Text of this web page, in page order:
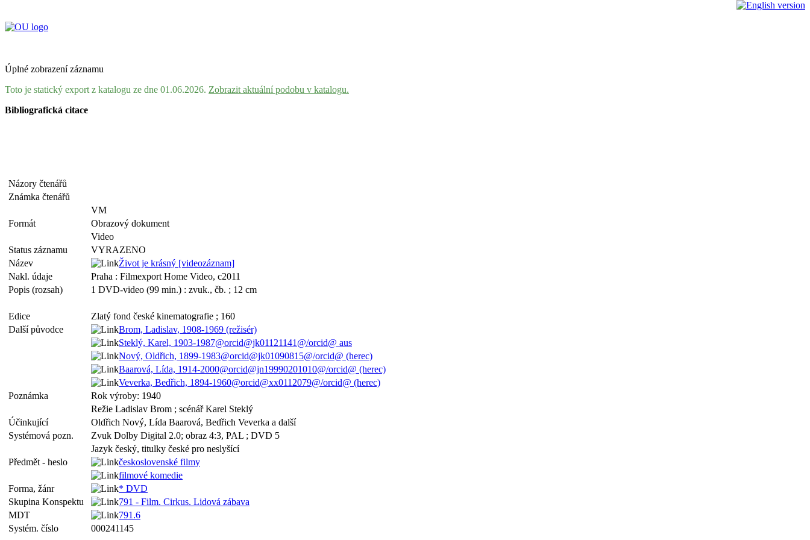
Úplné zobrazení záznamu
Toto je statický export z katalogu ze dne 01.06.2026. Zobrazit aktuální podobu v katalogu.
Bibliografická citace
Názory čtenářů
Známka čtenářů
VM
Formát
Obrazový dokument
Video
Status záznamu
VYRAZENO
Název
Život je krásný [videozáznam]
Nakl. údaje
Praha : Filmexport Home Video, c2011
Popis (rozsah)
1 DVD-video (99 min.) : zvuk., čb. ; 12 cm
Edice
Zlatý fond české kinematografie ; 160
Další původce
Brom, Ladislav, 1908-1969 (režisér)
Steklý, Karel, 1903-1987@orcid@jk01121141@/orcid@ aus
Nový, Oldřich, 1899-1983@orcid@jk01090815@/orcid@ (herec)
Baarová, Lída, 1914-2000@orcid@jn19990201010@/orcid@ (herec)
Veverka, Bedřich, 1894-1960@orcid@xx0112079@/orcid@ (herec)
Poznámka
Rok výroby: 1940
Režie Ladislav Brom ; scénář Karel Steklý
Účinkující
Oldřich Nový, Lída Baarová, Bedřich Veverka a další
Systémová pozn.
Zvuk Dolby Digital 2.0; obraz 4:3, PAL ; DVD 5
Jazyk český, titulky české pro neslyšící
Předmět - heslo
československé filmy
filmové komedie
Forma, žánr
* DVD
Skupina Konspektu
791 - Film. Cirkus. Lidová zábava
MDT
791.6
Systém. číslo
000241145